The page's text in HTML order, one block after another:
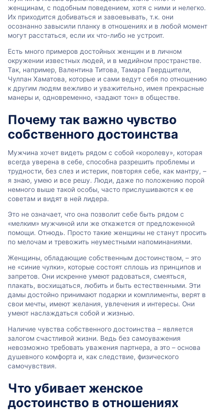
женщинам, с подобным поведением, хотя с ними и нелегко.
Их приходится добиваться и завоевывать, т.к. они
осознанно завысили планку в отношениях и в любой момент
могут расстаться, если их что-либо не устроит.
Есть много примеров достойных женщин и в личном
окружении известных людей, и в медийном пространстве.
Так, например, Валентина Титова, Тамара Гвердцители,
Чулпан Хаматова, которые и сами ведут себя по отношению
к другим людям вежливо и уважительно, имея прекрасные
манеры и, одновременно, «задают тон» в обществе.
Почему так важно чувство
собственного достоинства
Мужчина хочет видеть рядом с собой «королеву», которая
всегда уверена в себе, способна разрешить проблемы и
трудности, без слез и истерик, повторяя себе, как мантру, –
я знаю, умею и все решу. Люди, даже по положению порой
немного выше такой особы, часто прислушиваются к ее
советам и видят в ней лидера.
Это не означает, что она позволит себе быть рядом с
«мелким» мужчиной или же откажется от предложенной
помощи. Отнюдь. Просто такие женщины не станут просить
по мелочам и тревожить неуместными напоминаниями.
Женщины, обладающие собственным достоинством, – это
не «синие чулки», которые состоят сплошь из принципов и
запретов. Они искренне умеют радоваться, смеяться,
плакать, восхищаться, любить и быть естественными. Эти
дамы достойно принимают подарки и комплименты, верят в
свои мечты, имеют желания, увлечения и интересы. Они
умеют наслаждаться собой и жизнью.
Наличие чувства собственного достоинства – является
залогом счастливой жизни. Ведь без самоуважения
невозможно требовать уважения партнера, а это – основа
душевного комфорта и, как следствие, физического
самочувствия.
Что убивает женское
достоинство в отношениях